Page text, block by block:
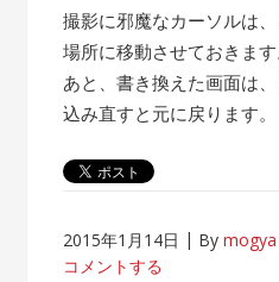
撮影に邪魔なカーソルは
場所に移動させておきます
あと、書き換えた画面は
込み直すと元に戻ります。
2015年1月14日 Bymogya
コメントする